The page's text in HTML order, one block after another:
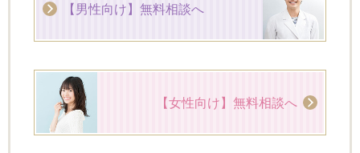
【男性向け】無料相談へ
【女性向け】無料相談へ